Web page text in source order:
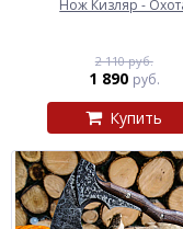
Нож Кизляр -
2 110 руб.
1 890 руб.
Купить